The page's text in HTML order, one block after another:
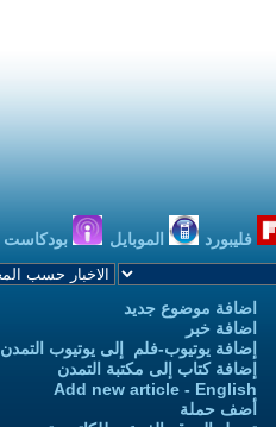
فليبورد الموبايل بودكاست
اضافة موضوع جديد
اضافة خبر
إضافة يوتيوب-فلم إلى يوتيوب التمدن
إضافة كتاب إلى مكتبة التمدن
Add new article - English
أضف حملة